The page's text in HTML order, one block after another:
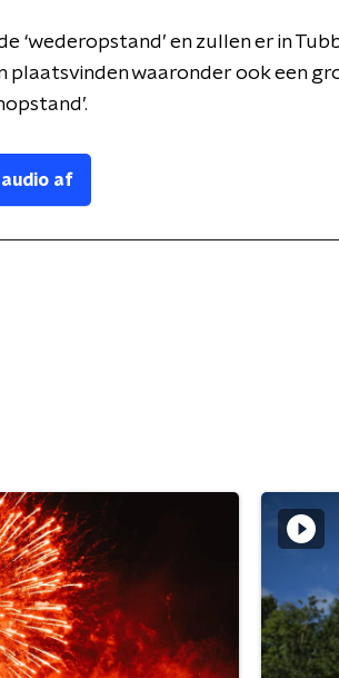
‘wederopstand’ en zullen er in
plaatsvinden waaronder ook een
audio af